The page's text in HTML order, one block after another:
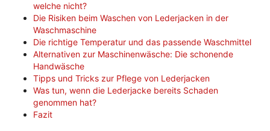
welche nicht?
Die Risiken beim Waschen von Lederjacken in der
Waschmaschine
Die richtige Temperatur und das passende Waschmittel
Alternativen zur Maschinenwäsche: Die schonende
Handwäsche
Tipps und Tricks zur Pflege von Lederjacken
Was tun, wenn die Lederjacke bereits Schaden
genommen hat?
Fazit